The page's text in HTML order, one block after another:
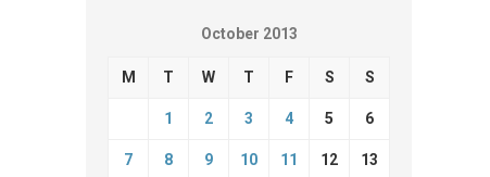
October 2013
M T W T F S S
1 2 3 4 5 6
7 8 9 10 11 12 13